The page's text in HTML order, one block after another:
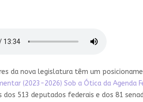
da nova legislatura têm um
(2023-2026) Sob a Ótica da Agenda
dos 513 deputados federais e dos 81